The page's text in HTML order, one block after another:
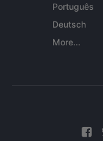
Português
Deutsch
More...